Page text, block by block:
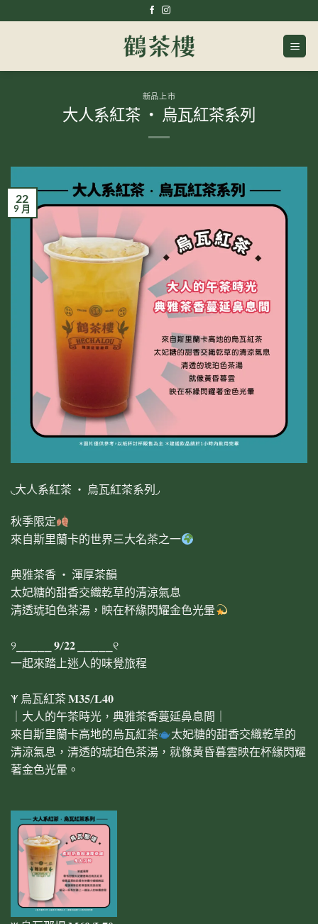
to
新品上市
大人系紅茶 ‧ 烏瓦紅茶系列
22
9 月
◟大人系紅茶 ‧ 烏瓦紅茶系列◞
秋季限定
來自斯里蘭卡的世界三大名茶之一
典雅茶香 ‧ 渾厚茶韻
太妃糖的甜香交織乾草的清涼氣息
清透琥珀色茶湯，映在杯緣閃耀金色光暈
୨⎯⎯⎯⎯⎯ 𝟗/𝟐𝟐 ⎯⎯⎯⎯⎯୧
一起來踏上迷人的味覺旅程
𐊵 烏瓦紅茶 𝐌𝟑𝟓/𝐋𝟒𝟎
｜大人的午茶時光，典雅茶香蔓延鼻息間｜
來自斯里蘭卡高地的烏瓦紅茶
太妃糖的甜香交織乾草的
清涼氣息，清透的琥珀色茶湯，就像黃昏暮雲映在杯緣閃耀
著金色光暈。